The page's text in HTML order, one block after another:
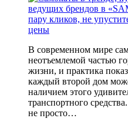
В современном мире
неотъемлемой частью
жизни, и практика
каждый второй дом
наличием этого
транспортного
не просто…